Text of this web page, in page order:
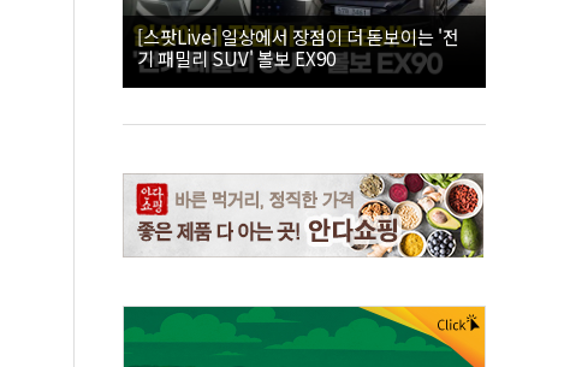
[스팟Live] 일상에서 장점이 더 돋보이는 '전
기 패밀리 SUV' 볼보 EX90